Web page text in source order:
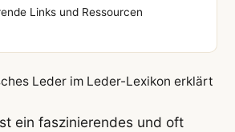
Links und Ressourcen
Leder im Leder-Lexikon erklärt
ein faszinierendes und oft